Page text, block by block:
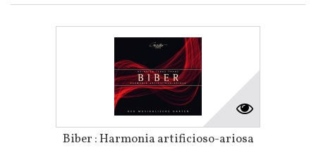
Biber : Harmonia artificioso-ariosa